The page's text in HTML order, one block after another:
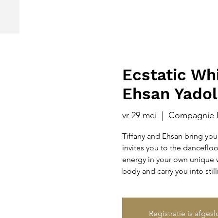
Ecstatic
Ehsan
vr 29 mei Compagnie
Tiffany and Ehsan bring
invites you to the
energy in your own unique
body and carry you into
Registratie is